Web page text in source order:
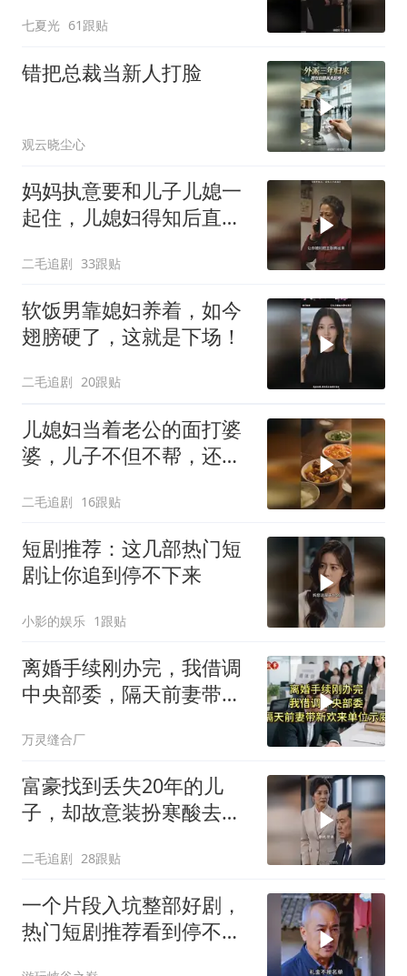
七夏光 61跟贴
错把总裁当新人打脸
观云晓尘心
妈妈执意要和儿子儿媳一
起住，儿媳妇得知后直接
二毛追剧 33跟贴
软饭男靠媳妇养着，如今
翅膀硬了，这就是下场！
二毛追剧 20跟贴
儿媳妇当着老公的面打婆
婆，儿子不但不帮，还助
二毛追剧 16跟贴
短剧推荐：这几部热门短
剧让你追到停不下来
小影的娱乐 1跟贴
离婚手续刚办完，我借调
中央部委，隔天前妻带新
万灵缝合厂
富豪找到丢失20年的儿
子，却故意装扮寒酸去相
二毛追剧 28跟贴
一个片段入坑整部好剧，
热门短剧推荐看到停不下